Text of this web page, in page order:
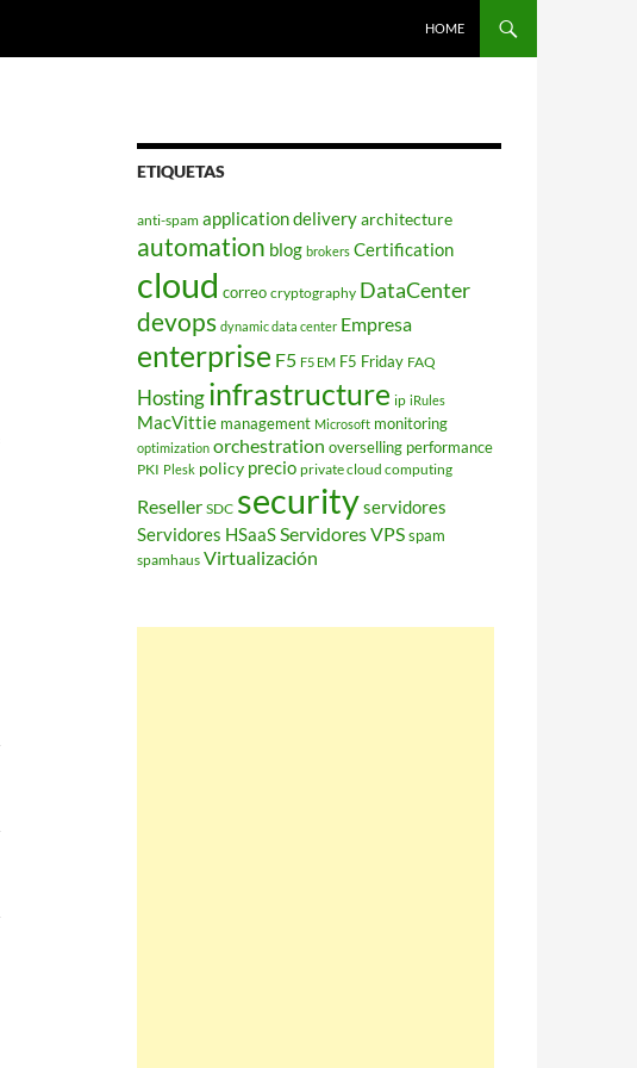
HOME
ETIQUETAS
anti-spam application deliveryarchitecture
automation blog brokers Certification
cloud correo cryptography DataCenter
devops dynamic data center Empresa
enterprise F5 F5 EM F5 Friday FAQ
Hostinginfrastructure ip iRules
MacVittie management Microsoft monitoring
optimization orchestration overselling performance
PKI Plesk policy precio private cloud computing
Reseller SDC securityservidores
Servidores HSaaSServidores VPSspam
spamhaus Virtualización